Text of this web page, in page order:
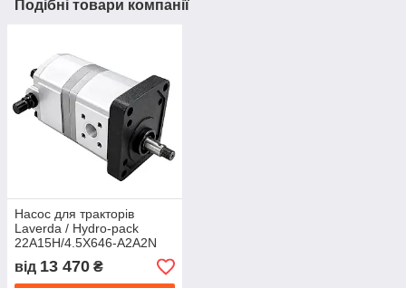
Подібні товари компанії
Насос для тракторів
Laverda / Hydro-pack
22A15H/4.5X646-A2A2N
від 13 470 ₴